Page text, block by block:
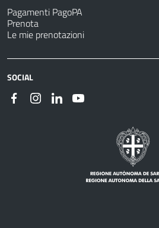
Pagamenti PagoPA
Prenota
Le mie prenotazioni
SOCIAL